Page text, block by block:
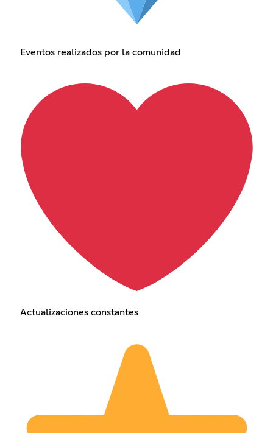
Eventos realizados por la comunidad
Actualizaciones constantes